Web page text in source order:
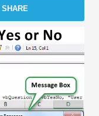
SHARE